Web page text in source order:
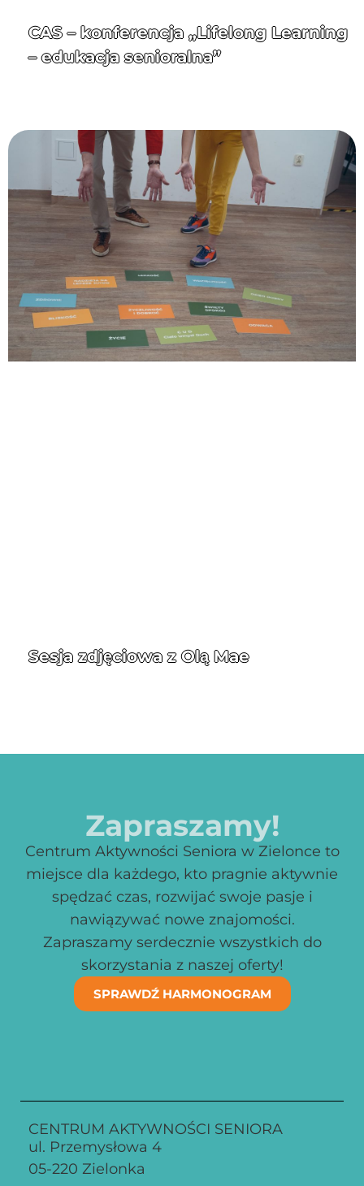
CAS – konferencja „Lifelong Learning
– edukacja senioralna”
Sesja zdjęciowa z Olą Mae
Zapraszamy!
Centrum Aktywności Seniora w Zielonce to
miejsce dla każdego, kto pragnie aktywnie
spędzać czas, rozwijać swoje pasje i
nawiązywać nowe znajomości.
Zapraszamy serdecznie wszystkich do
skorzystania z naszej oferty!
SPRAWDŹ HARMONOGRAM
CENTRUM AKTYWNOŚCI SENIORA
ul. Przemysłowa 4
05-220 Zielonka